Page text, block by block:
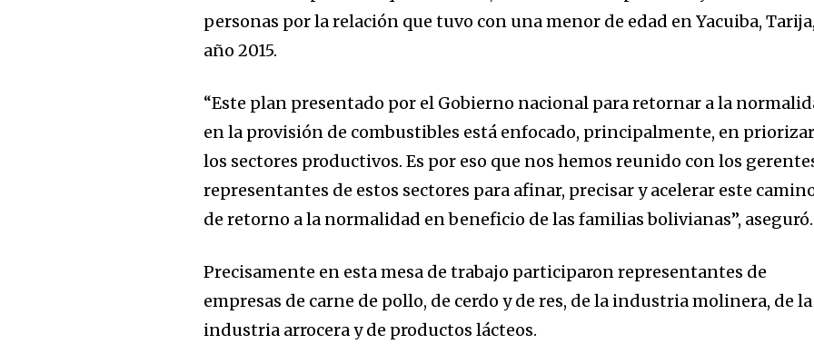
personas por la relación que tuvo con una menor de edad en Yacuiba,
año 2015.
“Este plan presentado por el Gobierno nacional para retornar a la
en la provisión de combustibles está enfocado, principalmente, en
los sectores productivos. Es por eso que nos hemos reunido con los
representantes de estos sectores para afinar, precisar y acelerar este
de retorno a la normalidad en beneficio de las familias bolivianas”, aseguró.
Precisamente en esta mesa de trabajo participaron representantes de
empresas de carne de pollo, de cerdo y de res, de la industria molinera, de la
industria arrocera y de productos lácteos.